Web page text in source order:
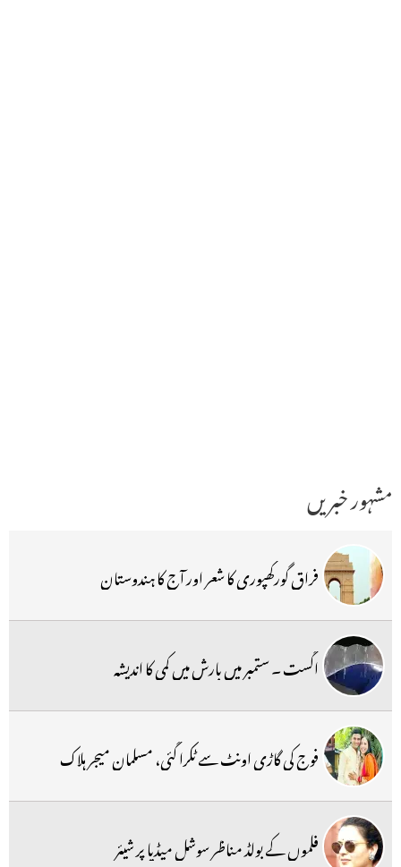
مشہور خبریں
فراق گورکھپوری کا شعر اور آج کا ہندوستان
اگست ۔ ستمبر میں بارش میں کمی کا اندیشہ
فوج کی گاڑی اونٹ سے ٹکرا گئی، مسلمان میجر ہلاک
فلموں کے بولڈ مناظر سوشل میڈیا پر شیئر